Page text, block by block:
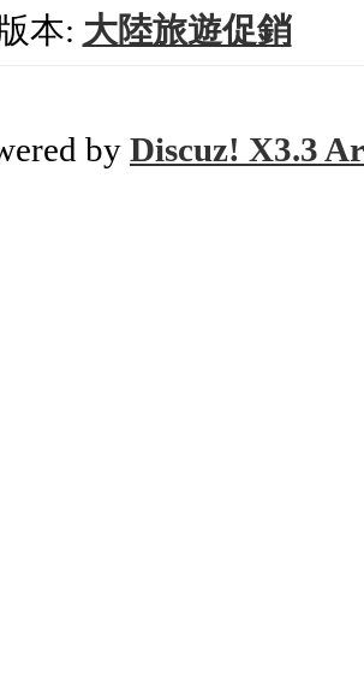
本: 大陸旅遊促銷
by Discuz! X3.3